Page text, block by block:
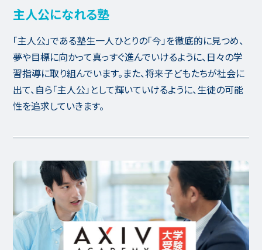
主人公になれる塾
「主人公」である塾生一人ひとりの「今」を徹底的に見つめ、
夢や目標に向かって真っすぐ進んでいけるように、日々の学
習指導に取り組んでいます。また、将来子どもたちが社会に
出て、自ら「主人公」として輝いていけるように、生徒の可能
性を追求していきます。